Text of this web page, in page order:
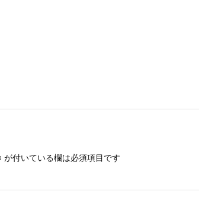
が付いている欄は必須項目です